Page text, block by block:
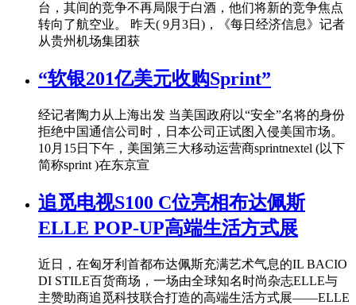
台，其间的竞争不再局限于白酒，他们将新的竞争焦点
转向了航空业。 昨天( 9月3日)，《每日经济信息》记者
从贵州机场集团获
“软银201亿美元收购Sprint”
经记者陶力从上海出发 当美国政府以“安全”名将的身份
拒绝中国通信公司时，日本公司正试图入侵美国市场。
10月15日下午，美国第三大移动运营商sprintnextel (以下
简称sprint )在东京宣
追觅电视S100 C位亮相布达佩斯
ELLE POP-UP高端生活方式展
近日，在匈牙利首都布达佩斯充满艺术气息的IL BACIO
DI STILE百货商场，一场由全球知名时尚杂志ELLE与
主赞助商追觅科技联合打造的高端生活方式展——ELLE